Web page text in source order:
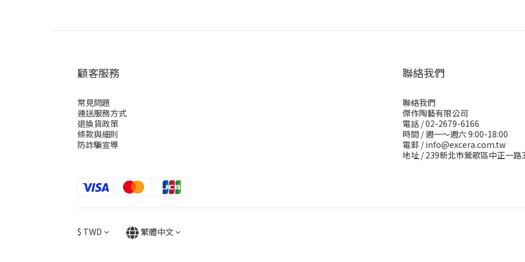
顧客服務
常見問題
運送服務方式
退換貨政策
條款與細則
防詐騙宣導
聯絡我們
聯絡我們
傑作陶藝有限公司
電話 / 02-2679-6166
時間 / 週一～週六 9:00-18:00
電郵 / info@excera.com.tw
地址 / 239新北市鶯歌區中正一路
$ TWD 繁體中文